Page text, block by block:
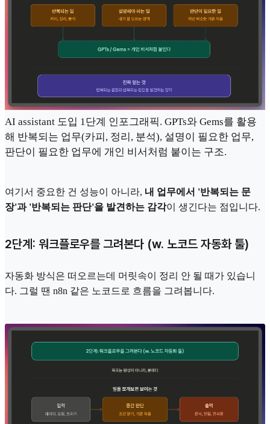
AI assistant 도입 1단계 인포그래픽. GPTs와 Gems를 활용
해 반복되는 업무(카피, 정리, 분석), 설명이 필요한 업무,
판단이 필요한 업무에 개인 비서처럼 붙이는 구조.
여기서 중요한 건 성능이 아니라, 내 업무에서 '반복되는 문
장'과 '반복되는 판단'을 발견하는 감각이 생긴다는 점입니다.
2단계: 워크플로우를 그려본다 (w. 노코드 자동화 툴)
자동화 방식은 떠오르는데 머릿속이 정리 안 될 때가 있습니
다. 그럴 땐 n8n 같은 노코드로 흐름을 그려봅니다.